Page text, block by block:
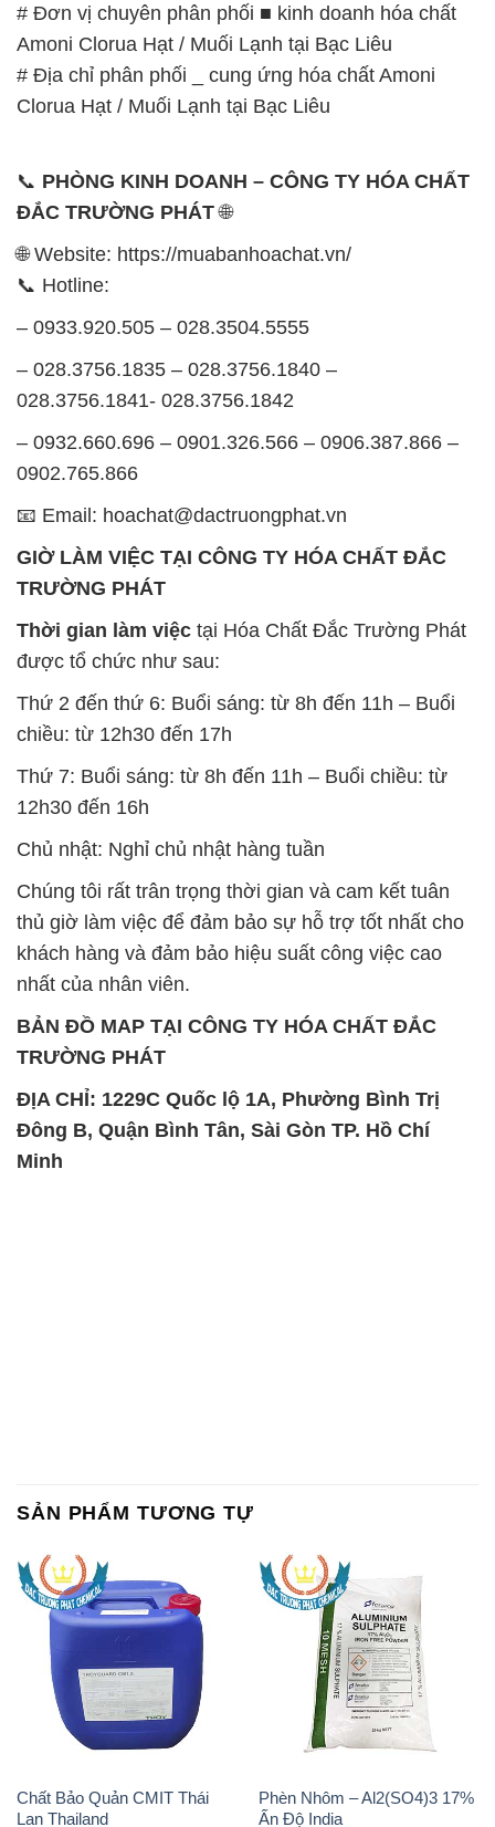
# Đơn vị chuyên phân phối ■ kinh doanh hóa chất
Amoni Clorua Hạt / Muối Lạnh tại Bạc Liêu
# Địa chỉ phân phối _ cung ứng hóa chất Amoni
Clorua Hạt / Muối Lạnh tại Bạc Liêu
📞 PHÒNG KINH DOANH – CÔNG TY HÓA CHẤT
ĐẮC TRƯỜNG PHÁT🌐
🌐 Website: https://muabanhoachat.vn/
📞 Hotline:
– 0933.920.505 – 028.3504.5555
– 028.3756.1835 – 028.3756.1840 –
028.3756.1841- 028.3756.1842
– 0932.660.696 – 0901.326.566 – 0906.387.866 –
0902.765.866
📧 Email: hoachat@dactruongphat.vn
GIỜ LÀM VIỆC TẠI CÔNG TY HÓA CHẤT ĐẮC
TRƯỜNG PHÁT
Thời gian làm việc tại Hóa Chất Đắc Trường Phát
được tổ chức như sau:
Thứ 2 đến thứ 6: Buổi sáng: từ 8h đến 11h – Buổi
chiều: từ 12h30 đến 17h
Thứ 7: Buổi sáng: từ 8h đến 11h – Buổi chiều: từ
12h30 đến 16h
Chủ nhật: Nghỉ chủ nhật hàng tuần
Chúng tôi rất trân trọng thời gian và cam kết tuân
thủ giờ làm việc để đảm bảo sự hỗ trợ tốt nhất cho
khách hàng và đảm bảo hiệu suất công việc cao
nhất của nhân viên.
BẢN ĐỒ MAP TẠI CÔNG TY HÓA CHẤT ĐẮC
TRƯỜNG PHÁT
ĐỊA CHỈ: 1229C Quốc lộ 1A, Phường Bình Trị
Đông B, Quận Bình Tân, Sài Gòn TP. Hồ Chí
Minh
SẢN PHẨM TƯƠNG TỰ
Chất Bảo Quản CMIT Thái
Lan Thailand
Phèn Nhôm – Al2(SO4)3 17%
Ấn Độ India